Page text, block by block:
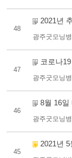
48
2021년
광주굿모닝
47
코로나
광주굿모닝
46
8월 16일
광주굿모닝
45
2021년